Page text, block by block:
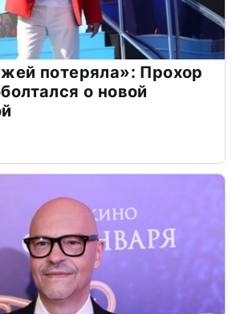
потеряла»: Прохор
о новой